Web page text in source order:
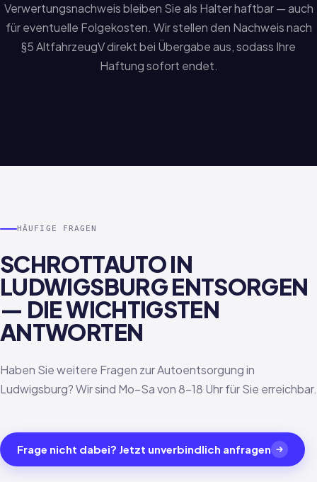
Verwertungsnachweis bleiben Sie als Halter haftbar — auch
für eventuelle Folgekosten. Wir stellen den Nachweis nach
§5 AltfahrzeugV direkt bei Übergabe aus, sodass Ihre
Haftung sofort endet.
HÄUFIGE FRAGEN
SCHROTTAUTO IN
LUDWIGSBURG ENTSORGEN
— DIE WICHTIGSTEN
ANTWORTEN
Haben Sie weitere Fragen zur Autoentsorgung in
Ludwigsburg? Wir sind Mo–Sa von 8–18 Uhr für Sie erreichbar.
Frage nicht dabei? Jetzt unverbindlich anfragen